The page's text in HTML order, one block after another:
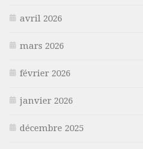
avril 2026
mars 2026
février 2026
janvier 2026
décembre 2025